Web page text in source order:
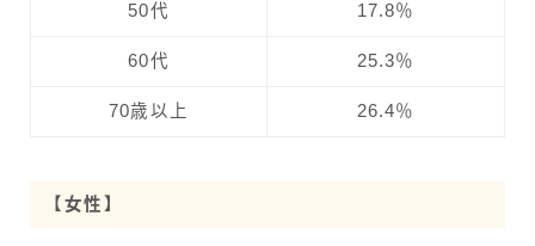
50代 17.8％
60代 25.3％
70歳以上 26.4％
【女性】